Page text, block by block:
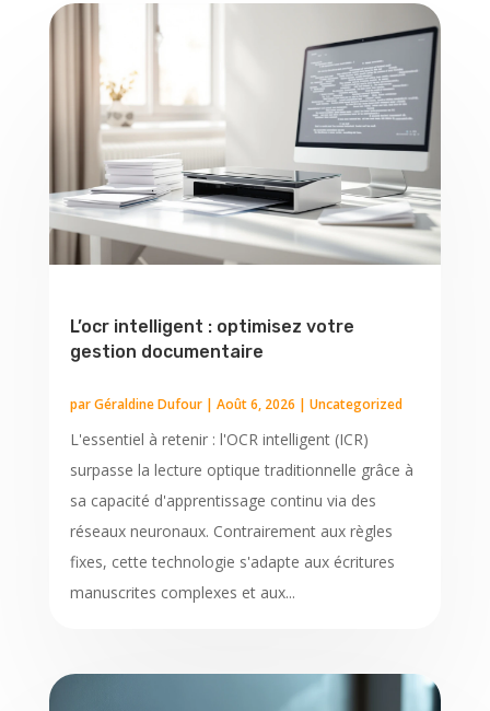
L’ocr intelligent : optimisez votre
gestion documentaire
parGéraldine Dufour| Août 6, 2026 | Uncategorized
L'essentiel à retenir : l'OCR intelligent (ICR)
surpasse la lecture optique traditionnelle grâce à
sa capacité d'apprentissage continu via des
réseaux neuronaux. Contrairement aux règles
fixes, cette technologie s'adapte aux écritures
manuscrites complexes et aux...